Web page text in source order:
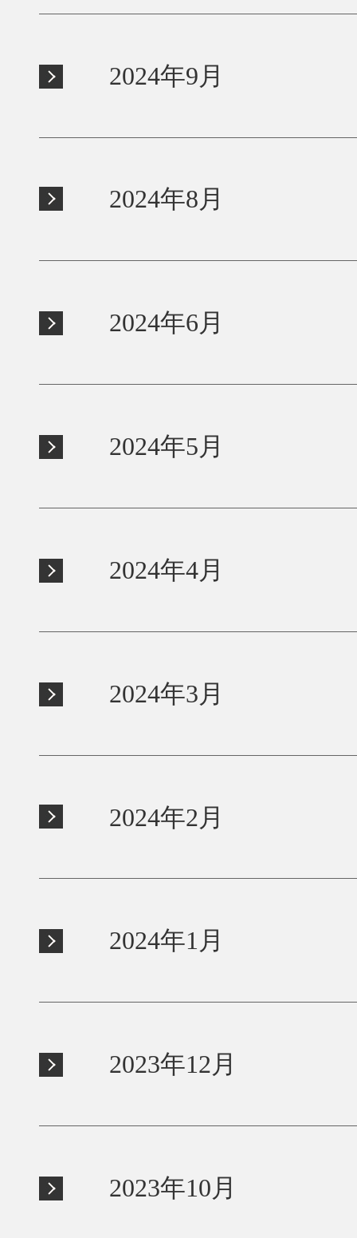
2024年9月
2024年8月
2024年6月
2024年5月
2024年4月
2024年3月
2024年2月
2024年1月
2023年12月
2023年10月